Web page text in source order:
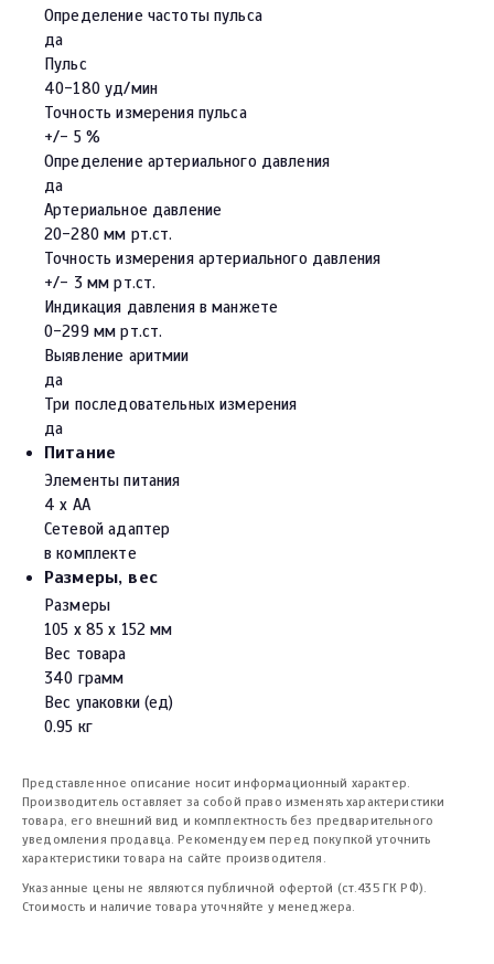
Определение частоты пульса
да
Пульс
40-180 уд/мин
Точность измерения пульса
+/- 5 %
Определение артериального давления
да
Артериальное давление
20-280 мм рт.ст.
Точность измерения артериального давления
+/- 3 мм рт.ст.
Индикация давления в манжете
0-299 мм рт.ст.
Выявление аритмии
да
Три последовательных измерения
да
Питание
Элементы питания
4 х AA
Сетевой адаптер
в комплекте
Размеры, вес
Размеры
105 х 85 х 152 мм
Вес товара
340 грамм
Вес упаковки (ед)
0.95 кг
Представленное описание носит информационный характер.
Производитель оставляет за собой право изменять характеристики
товара, его внешний вид и комплектность без предварительного
уведомления продавца. Рекомендуем перед покупкой уточнить
характеристики товара на сайте производителя.
Указанные цены не являются публичной офертой (ст.435 ГК РФ).
Стоимость и наличие товара уточняйте у менеджера.